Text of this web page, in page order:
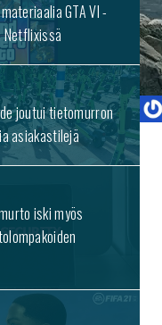
GTA VI -
joutui tietomurron
asiakastilejä
iski myös